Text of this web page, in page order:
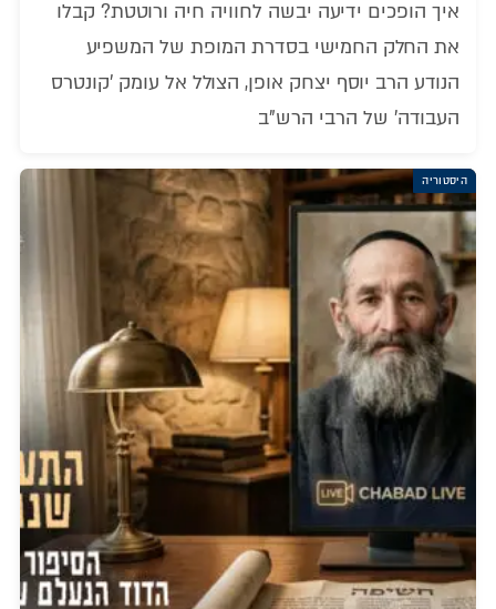
איך הופכים ידיעה יבשה לחוויה חיה ורוטטת? קבלו
את החלק החמישי בסדרת המופת של המשפיע
הנודע הרב יוסף יצחק אופן, הצולל אל עומק 'קונטרס
העבודה' של הרבי הרש"ב
היסטוריה